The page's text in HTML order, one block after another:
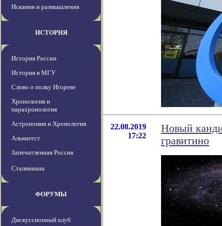
Искания и размышления
ИСТОРИЯ
История России
История в МГУ
Слово о полку Игореве
Хронология и
парахронология
Астрономия и Хронология
Альмагест
Запечатленная Россия
Сталиниана
ФОРУМЫ
Дискуссионный клуб
22.08.2019
17:22
Новый
гравитино